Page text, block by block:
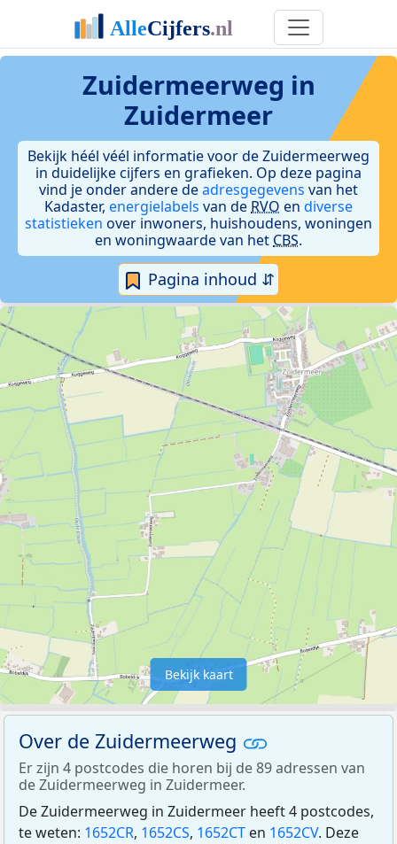
Zuidermeerweg in
Zuidermeer
Bekijk héél véél informatie voor de Zuidermeerweg
in duidelijke cijfers en grafieken. Op deze pagina
vind je onder andere deadresgegevens van het
Kadaster, energielabels van de RVO en diverse
statistieken over inwoners, huishoudens, woningen
en woningwaarde van het CBS.
Pagina inhoud ⇵
Bekijk kaart
Over de Zuidermeerweg
Er zijn 4 postcodes die horen bij de 89 adressen van
de Zuidermeerweg in Zuidermeer.
De Zuidermeerweg in Zuidermeer heeft 4 postcodes,
te weten: 1652CR, 1652CS, 1652CT en 1652CV. Deze